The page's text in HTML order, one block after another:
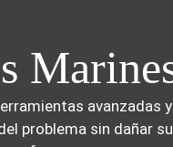
avanzadas
problema sin dañar